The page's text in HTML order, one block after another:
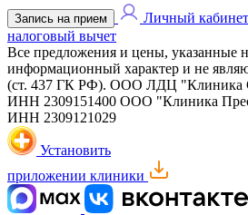
Запись на прием Личный кабинет
налоговый вычет
Все предложения и цены, указанные
информационный характер и не
(ст. 437 ГК РФ). ООО ЛДЦ "Клиника
ИНН 2309151400 ООО "Клиника
ИНН 2309121029
Установить
приложении клиники